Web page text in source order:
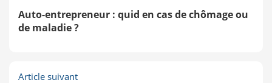
Auto-entrepreneur : quid en cas de chômage ou
de maladie ?
Article suivant